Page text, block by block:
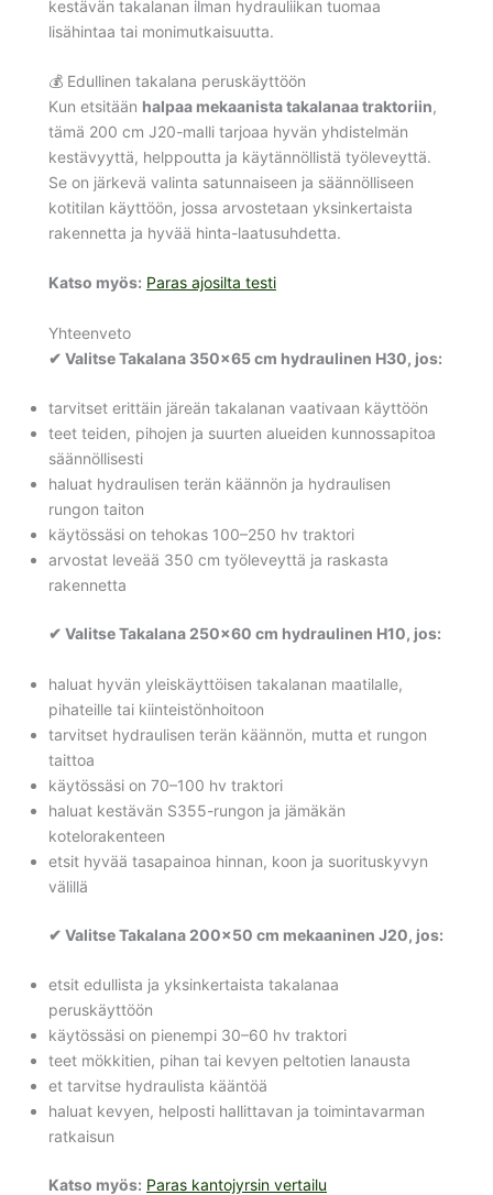
kestävän takalanan ilman hydrauliikan tuomaa
lisähintaa tai monimutkaisuutta.
💰 Edullinen takalana peruskäyttöön
Kun etsitään halpaa mekaanista takalanaa traktoriin,
tämä 200 cm J20-malli tarjoaa hyvän yhdistelmän
kestävyyttä, helppoutta ja käytännöllistä työleveyttä.
Se on järkevä valinta satunnaiseen ja säännölliseen
kotitilan käyttöön, jossa arvostetaan yksinkertaista
rakennetta ja hyvää hinta-laatusuhdetta.
Katso myös: Paras ajosilta testi
Yhteenveto
✔ Valitse Takalana 350×65 cm hydraulinen H30, jos:
tarvitset erittäin järeän takalanan vaativaan käyttöön
teet teiden, pihojen ja suurten alueiden kunnossapitoa
säännöllisesti
haluat hydraulisen terän käännön ja hydraulisen
rungon taiton
käytössäsi on tehokas 100–250 hv traktori
arvostat leveää 350 cm työleveyttä ja raskasta
rakennetta
✔ Valitse Takalana 250×60 cm hydraulinen H10, jos:
haluat hyvän yleiskäyttöisen takalanan maatilalle,
pihateille tai kiinteistönhoitoon
tarvitset hydraulisen terän käännön, mutta et rungon
taittoa
käytössäsi on 70–100 hv traktori
haluat kestävän S355-rungon ja jämäkän
kotelorakenteen
etsit hyvää tasapainoa hinnan, koon ja suorituskyvyn
välillä
✔ Valitse Takalana 200×50 cm mekaaninen J20, jos:
etsit edullista ja yksinkertaista takalanaa
peruskäyttöön
käytössäsi on pienempi 30–60 hv traktori
teet mökkitien, pihan tai kevyen peltotien lanausta
et tarvitse hydraulista kääntöä
haluat kevyen, helposti hallittavan ja toimintavarman
ratkaisun
Katso myös: Paras kantojyrsin vertailu